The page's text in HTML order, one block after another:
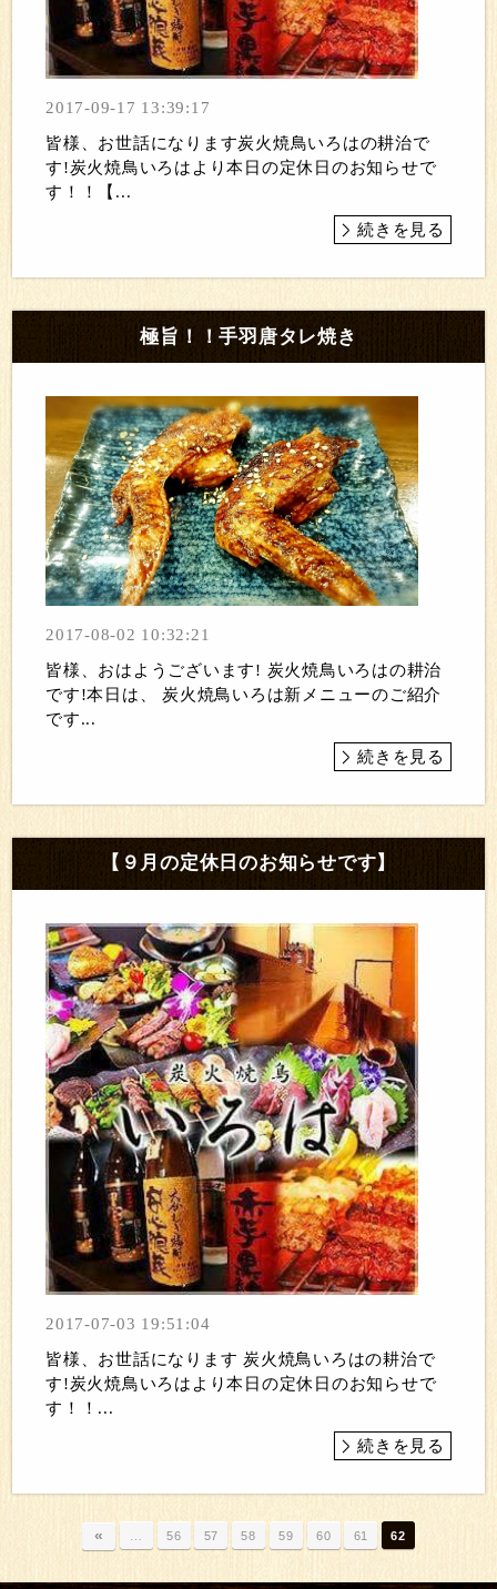
2017-09-17 13:39:17
皆様、お世話になります炭火焼鳥いろはの耕治で
す!炭火焼鳥いろはより本日の定休日のお知らせで
す！！【...
続きを見る
極旨！！手羽唐タレ焼き
2017-08-02 10:32:21
皆様、おはようございます! 炭火焼鳥いろはの耕治
です!本日は、 炭火焼鳥いろは新メニューのご紹介
です...
続きを見る
【９月の定休日のお知らせです】
2017-07-03 19:51:04
皆様、お世話になります 炭火焼鳥いろはの耕治で
す!炭火焼鳥いろはより本日の定休日のお知らせで
す！！...
続きを見る
« 56 57 58 59 60 61 62